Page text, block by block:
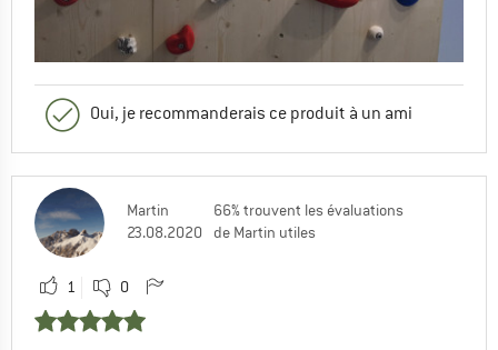
Oui, je recommanderais ce produit à un ami
Martin
23.08.2020
66% trouvent les évaluations
de Martin utiles
1 0